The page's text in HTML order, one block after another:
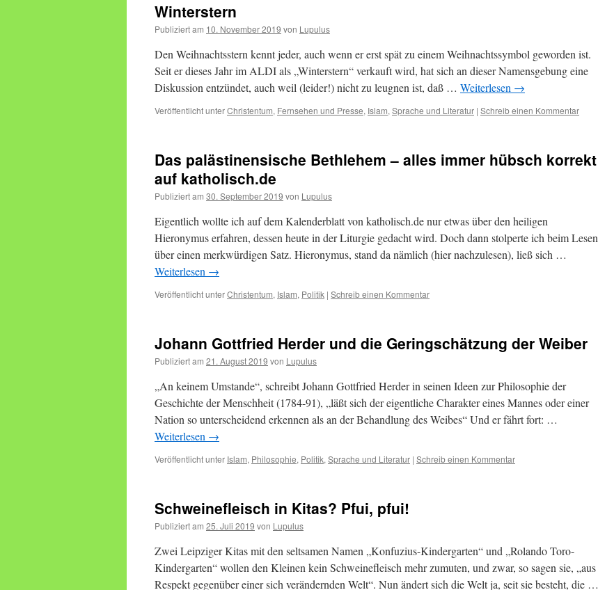
Winterstern
Publiziert am 10. November 2019 von Lupulus
Den Weihnachtsstern kennt jeder, auch wenn er erst spät zu einem Weihnachtssymbol geworden ist.
Seit er dieses Jahr im ALDI als „Winterstern“ verkauft wird, hat sich an dieser Namensgebung eine
Diskussion entzündet, auch weil (leider!) nicht zu leugnen ist, daß … Weiterlesen →
Veröffentlicht unterChristentum, Fernsehen und Presse, Islam, Sprache und Literatur | Schreib einen Kommentar
Das palästinensische Bethlehem – alles immer hübsch korrekt
auf katholisch.de
Publiziert am 30. September 2019 von Lupulus
Eigentlich wollte ich auf dem Kalenderblatt von katholisch.de nur etwas über den heiligen
Hieronymus erfahren, dessen heute in der Liturgie gedacht wird. Doch dann stolperte ich beim Lesen
über einen merkwürdigen Satz. Hieronymus, stand da nämlich (hier nachzulesen), ließ sich …
Weiterlesen →
Veröffentlicht unterChristentum, Islam, Politik | Schreib einen Kommentar
Johann Gottfried Herder und die Geringschätzung der Weiber
Publiziert am 21. August 2019 von Lupulus
„An keinem Umstande“, schreibt Johann Gottfried Herder in seinen Ideen zur Philosophie der
Geschichte der Menschheit (1784-91), „läßt sich der eigentliche Charakter eines Mannes oder einer
Nation so unterscheidend erkennen als an der Behandlung des Weibes“ Und er fährt fort: …
Weiterlesen →
Veröffentlicht unter Islam, Philosophie, Politik, Sprache und Literatur | Schreib einen Kommentar
Schweinefleisch in Kitas? Pfui, pfui!
Publiziert am 25. Juli 2019 von Lupulus
Zwei Leipziger Kitas mit den seltsamen Namen „Konfuzius-Kindergarten“ und „Rolando Toro-
Kindergarten“ wollen den Kleinen kein Schweinefleisch mehr zumuten, und zwar, so sagen sie, „aus
Respekt gegenüber einer sich verändernden Welt“. Nun ändert sich die Welt ja, seit sie besteht, die …